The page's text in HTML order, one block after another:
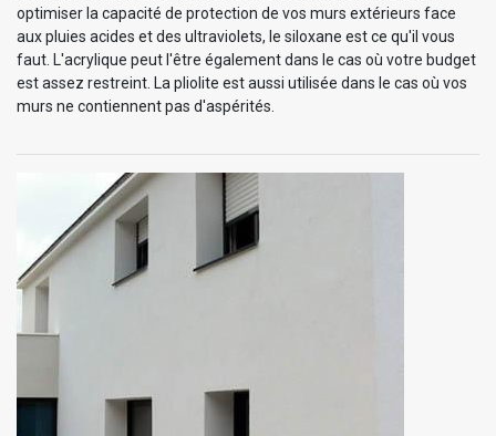
optimiser la capacité de protection de vos murs extérieurs face
aux pluies acides et des ultraviolets, le siloxane est ce qu'il vous
faut. L'acrylique peut l'être également dans le cas où votre budget
est assez restreint. La pliolite est aussi utilisée dans le cas où vos
murs ne contiennent pas d'aspérités.